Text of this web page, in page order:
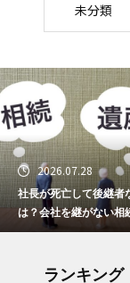
未分類
2026.07.28
社長が死亡して後継者
は？会社を継がない相
と選択肢
ランキング